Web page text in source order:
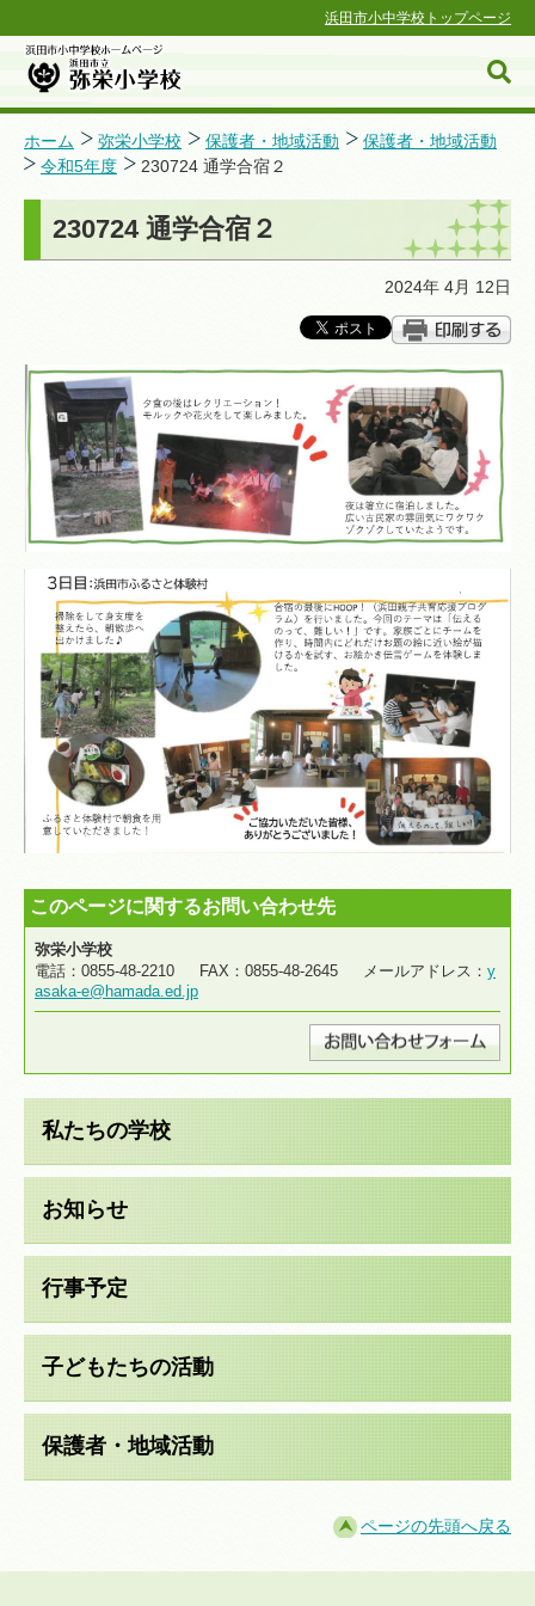
浜田市小中学校トップページ
浜田市小中学校ホームページ
ホーム 弥栄小学校 保護者・地域活動
保護者・地域活動
令和5年度
230724 通学合宿２
230724 通学合宿２
2024年 4月 12日
このページに関するお問い合わせ先
弥栄小学校
電話：0855-48-2210 FAX：0855-48-2645 メールアドレス： y
asaka-e@hamada.ed.jp
私たちの学校
お知らせ
行事予定
子どもたちの活動
保護者・地域活動
ページの先頭へ戻る